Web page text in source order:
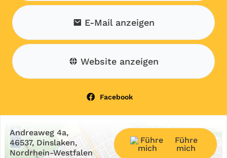
E-Mail anzeigen
Website anzeigen
Facebook
+
−
Andreaweg 4a,
46537, Dinslaken,
Nordrhein-Westfalen
Führe
mich